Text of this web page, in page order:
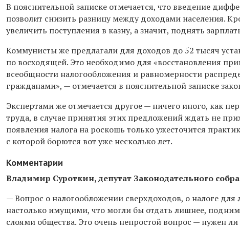
В пояснительной записке отмечается, что введение
позволит снизить разницу между доходами населения.
увеличить поступления в казну, а значит, поднять
Коммунисты же предлагали для доходов до 52 тысяч
по восходящей. Это необходимо для «восстановления
всеобщности налогообложения и равномерности
гражданами», — отмечается в пояснительной записке
Экспертами же отмечается другое — ничего иного, как
труда, в случае принятия этих предложений ждать не
появления налога на роскошь только ужесточится
с которой борются вот уже несколько лет.
Комментарии
Владимир Суроткин, депутат Законодательного
— Вопрос о налогообложении сверхдоходов, о налоге
настолько имущими, что могли бы отдать лишнее,
слоями общества. Это очень непростой вопрос — нужен